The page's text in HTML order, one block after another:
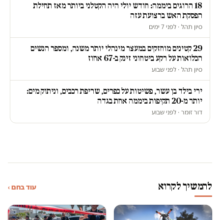
18 הרוגים ביממה: חודש יולי היה הקטלני ביותר מאז תחילת
הפסקת האש ברצועת עזה
סיון תהל · לפני 7 ימים
29 קטינים מוחזקים במעצר מינהלי יותר משנה, ומספר הנשים
הכלואות על רקע ביטחוני זינק ב-67 אחוז
סיון תהל · לפני שבוע
ירי בילד בן עשר, פשיטות על כפרים, שריפת רכבים, וניתוק מים:
יותר מ-20 תקיפות ביממה אחת בגדה
דור זומר · לפני שבוע
להמשיך לקרוא עוד בחם ›